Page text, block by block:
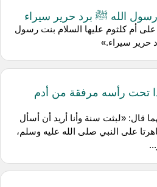
الله ﷺ برد حرير سيراء
أم كلثوم عليها السلام بنت رسول
حرير سيراء.»
تحت رأسه مرفقة من أدم
قال: «لبثت سنة وأنا أريد أن أسأل
على النبي صلى الله عليه وسلم،